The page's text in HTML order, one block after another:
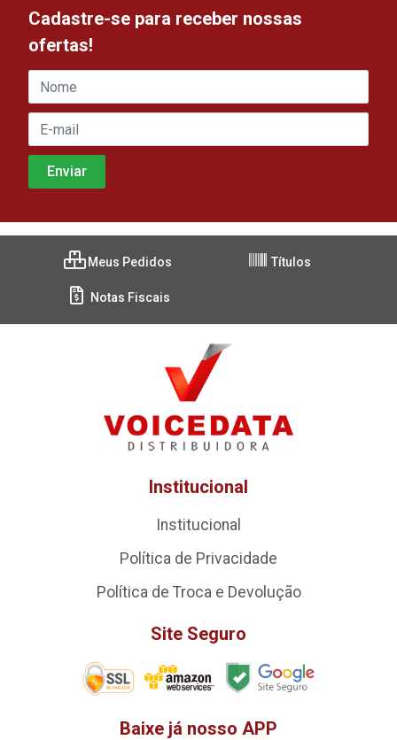
Cadastre-se para receber nossas
ofertas!
Meus Pedidos Títulos
Notas Fiscais
Institucional
Institucional
Política de Privacidade
Política de Troca e Devolução
Site Seguro
Baixe já nosso APP